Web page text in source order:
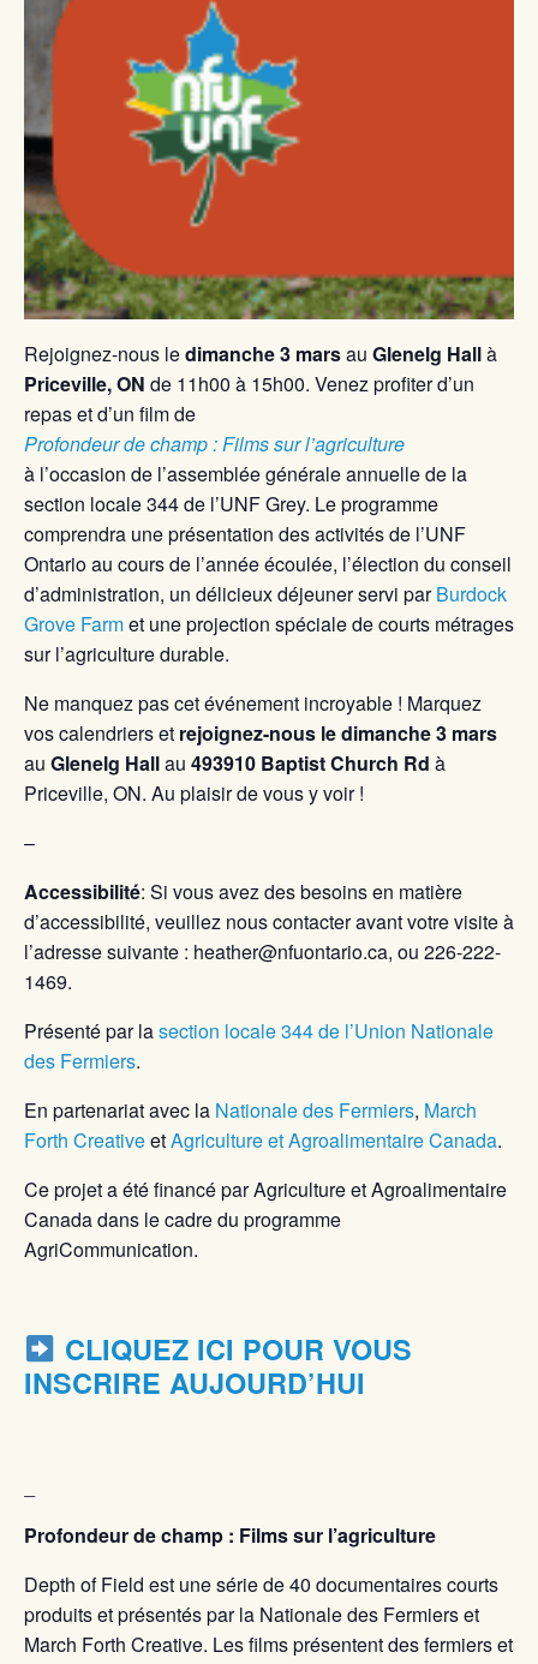
Rejoignez-nous ledimanche3 marsau Glenelg Hallà
Priceville, ON de 11h00 à 15h00. Venez profiter d’un
repas et d’un film de
Profondeur de champ : Films sur l’agriculture
à l’occasion de l’assemblée générale annuelle de la
section locale 344 de l’UNF Grey. Le programme
comprendra une présentation des activités de l’UNF
Ontario au cours de l’année écoulée, l’élection du conseil
d’administration, un délicieux déjeuner servi parBurdock
Grove Farmet une projection spéciale de courts métrages
sur l’agriculture durable.
Ne manquez pas cet événement incroyable ! Marquez
vos calendriers et rejoignez-nous le dimanche 3 mars
au Glenelg Hallau 493910 Baptist Church Rd à
Priceville, ON. Au plaisir de vous y voir !
–
Accessibilité: Si vous avez des besoins en matière
d’accessibilité, veuillez nous contacter avant votre visite à
l’adresse suivante : heather@nfuontario.ca, ou 226-222-
1469.
Présenté par lasection locale 344 de l’Union Nationale
des Fermiers.
En partenariat avec la Nationale des Fermiers, March
Forth CreativeetAgriculture et Agroalimentaire Canada.
Ce projet a été financé par Agriculture et Agroalimentaire
Canada dans le cadre du programme
AgriCommunication.
CLIQUEZ ICI POUR VOUS
INSCRIRE AUJOURD’HUI
Profondeur de champ : Films sur l’agriculture
Depth of Field est une série de 40 documentaires courts
produits et présentés par la Nationale des Fermiers et
March Forth Creative. Les films présentent des fermiers et